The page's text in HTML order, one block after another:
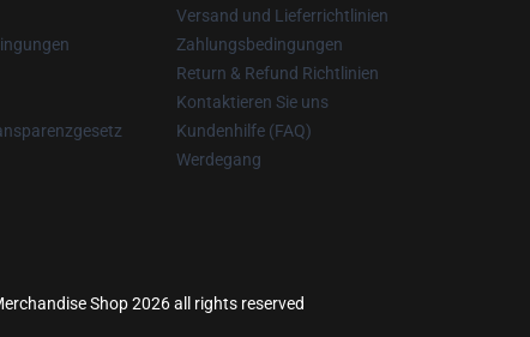
Versand und Lieferrichtlinien
Zahlungsbedingungen
Return & Refund Richtlinien
Kontaktieren Sie uns
Kundenhilfe (FAQ)
Werdegang
Shop 2026 all rights reserved